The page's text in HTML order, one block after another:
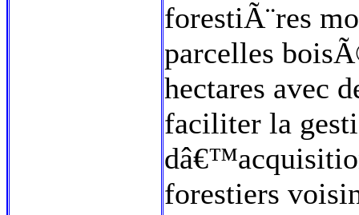
forestiÃ¨res
parcelles
hectares avec
faciliter la
forestiers